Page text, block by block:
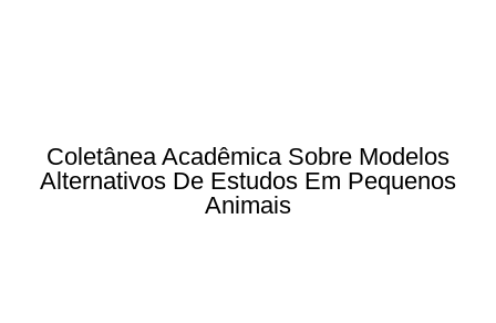
Coletânea Acadêmica Sobre Modelos
Alternativos De Estudos Em Pequenos
Animais